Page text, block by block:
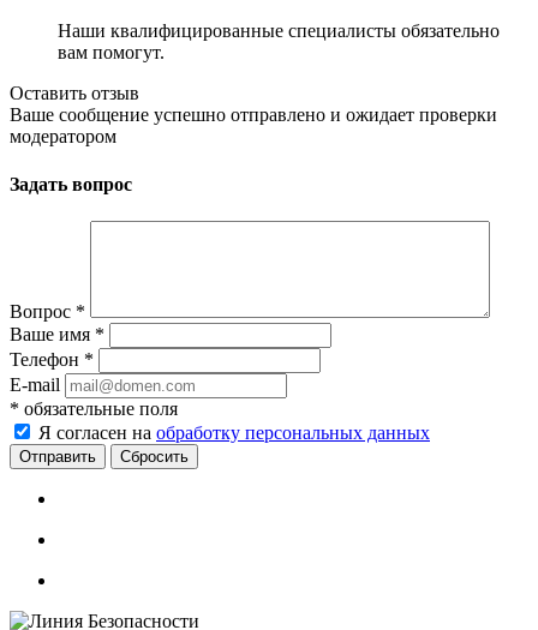
Наши квалифицированные специалисты обязательно
вам помогут.
Оставить отзыв
Ваше сообщение успешно отправлено и ожидает проверки
модератором
Задать вопрос
Вопрос *
Ваше имя *
Телефон *
E-mail
* обязательные поля
Я согласен на обработку персональных данных
Сбросить